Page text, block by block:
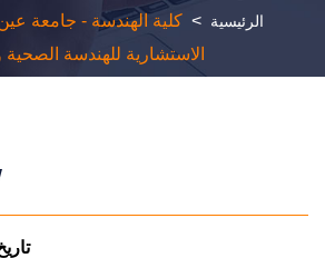
الرئيسية > كلية الهندسة - جامعة
الاستشارية للهندسة الصحية